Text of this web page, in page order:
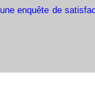
enquête de